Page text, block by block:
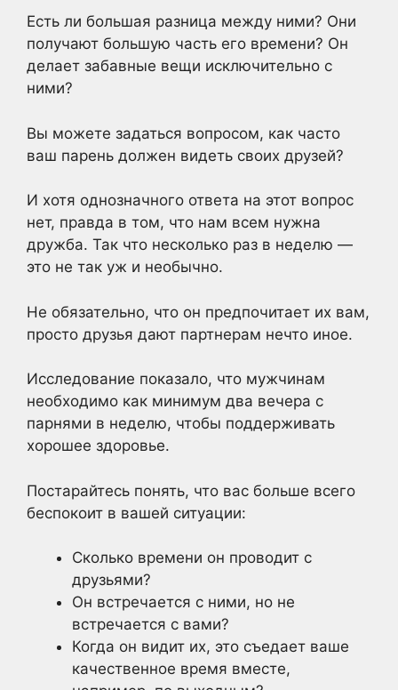
Есть ли большая разница между ними? Они
получают большую часть его времени? Он
делает забавные вещи исключительно с
ними?
Вы можете задаться вопросом, как часто
ваш парень должен видеть своих друзей?
И хотя однозначного ответа на этот вопрос
нет, правда в том, что нам всем нужна
дружба. Так что несколько раз в неделю —
это не так уж и необычно.
Не обязательно, что он предпочитает их вам,
просто друзья дают партнерам нечто иное.
Исследование показало, что мужчинам
необходимо как минимум два вечера с
парнями в неделю, чтобы поддерживать
хорошее здоровье.
Постарайтесь понять, что вас больше всего
беспокоит в вашей ситуации:
Сколько времени он проводит с
друзьями?
Он встречается с ними, но не
встречается с вами?
Когда он видит их, это съедает ваше
качественное время вместе,